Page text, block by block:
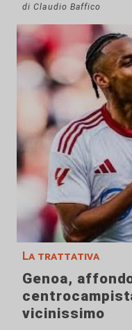
di Claudio Baffico
La trattativa
Genoa,
vicinissimo